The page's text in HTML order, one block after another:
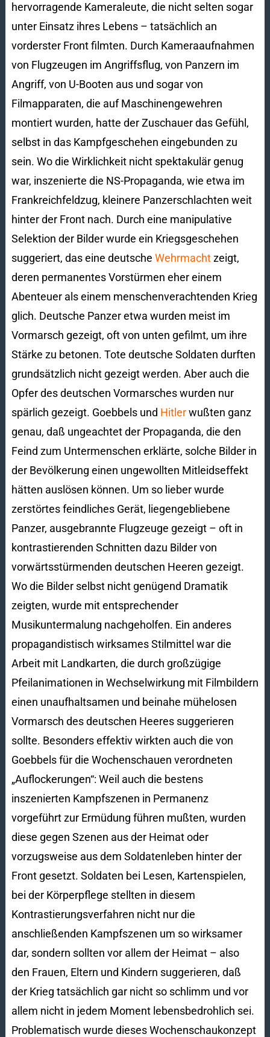
hervorragende Kameraleute, die nicht selten sogar
unter Einsatz ihres Lebens – tatsächlich an
vorderster Front filmten. Durch Kameraaufnahmen
von Flugzeugen im Angriffsflug, von Panzern im
Angriff, von U-Booten aus und sogar von
Filmapparaten, die auf Maschinengewehren
montiert wurden, hatte der Zuschauer das Gefühl,
selbst in das Kampfgeschehen eingebunden zu
sein. Wo die Wirklichkeit nicht spektakulär genug
war, inszenierte die NS-Propaganda, wie etwa im
Frankreichfeldzug, kleinere Panzerschlachten weit
hinter der Front nach. Durch eine manipulative
Selektion der Bilder wurde ein Kriegsgeschehen
suggeriert, das eine deutsche Wehrmachtzeigt,
deren permanentes Vorstürmen eher einem
Abenteuer als einem menschenverachtenden Krieg
glich. Deutsche Panzer etwa wurden meist im
Vormarsch gezeigt, oft von unten gefilmt, um ihre
Stärke zu betonen. Tote deutsche Soldaten durften
grundsätzlich nicht gezeigt werden. Aber auch die
Opfer des deutschen Vormarsches wurden nur
spärlich gezeigt. Goebbels und Hitlerwußten ganz
genau, daß ungeachtet der Propaganda, die den
Feind zum Untermenschen erklärte, solche Bilder in
der Bevölkerung einen ungewollten Mitleidseffekt
hätten auslösen können. Um so lieber wurde
zerstörtes feindliches Gerät, liegengebliebene
Panzer, ausgebrannte Flugzeuge gezeigt – oft in
kontrastierenden Schnitten dazu Bilder von
vorwärtsstürmenden deutschen Heeren gezeigt.
Wo die Bilder selbst nicht genügend Dramatik
zeigten, wurde mit entsprechender
Musikuntermalung nachgeholfen. Ein anderes
propagandistisch wirksames Stilmittel war die
Arbeit mit Landkarten, die durch großzügige
Pfeilanimationen in Wechselwirkung mit Filmbildern
einen unaufhaltsamen und beinahe mühelosen
Vormarsch des deutschen Heeres suggerieren
sollte. Besonders effektiv wirkten auch die von
Goebbels für die Wochenschauen verordneten
„Auflockerungen“: Weil auch die bestens
inszenierten Kampfszenen in Permanenz
vorgeführt zur Ermüdung führen mußten, wurden
diese gegen Szenen aus der Heimat oder
vorzugsweise aus dem Soldatenleben hinter der
Front gesetzt. Soldaten bei Lesen, Kartenspielen,
bei der Körperpflege stellten in diesem
Kontrastierungsverfahren nicht nur die
anschließenden Kampfszenen um so wirksamer
dar, sondern sollten vor allem der Heimat – also
den Frauen, Eltern und Kindern suggerieren, daß
der Krieg tatsächlich gar nicht so schlimm und vor
allem nicht in jedem Moment lebensbedrohlich sei.
Problematisch wurde dieses Wochenschaukonzept